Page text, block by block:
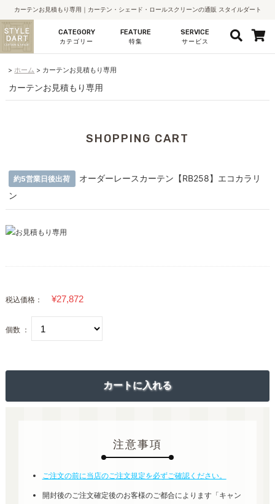
カーテンお見積もり専用｜カーテン・シェード・ロールスクリーンの通販 スタイルダート
CATEGORY
カテゴリー
FEATURE
特集
SERVICE
サービス
ホーム カーテンお見積もり専用
カーテンお見積もり専用
SHOPPING CART
約5営業日後出荷
オーダーレースカーテン【RB258】エコカラリ
ン
税込価格：
個数 ：
注意事項
ご注文の前に当店のご注文規定を必ずご確認ください。
開封後のご注文確定後のお客様のご都合によります「キャン